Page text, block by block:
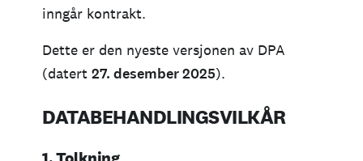
inngår kontrakt.
Dette er den nyeste versjonen av DPA
(datert 27. desember 2025).
DATABEHANDLINGSVILKÅR